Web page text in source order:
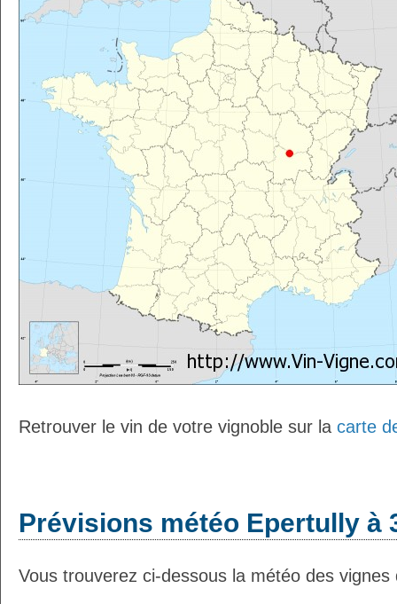
Retrouver le vin de votre vignoble sur la carte
Prévisions météo Epertully à
Vous trouverez ci-dessous la météo des